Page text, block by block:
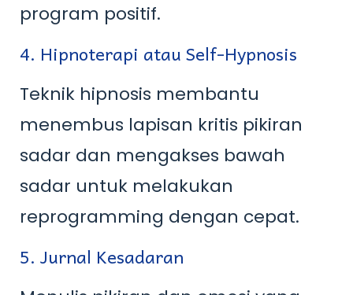
program positif.
4. Hipnoterapi atau Self-Hypnosis
Teknik hipnosis membantu
menembus lapisan kritis pikiran
sadar dan mengakses bawah
sadar untuk melakukan
reprogramming dengan cepat.
5. Jurnal Kesadaran